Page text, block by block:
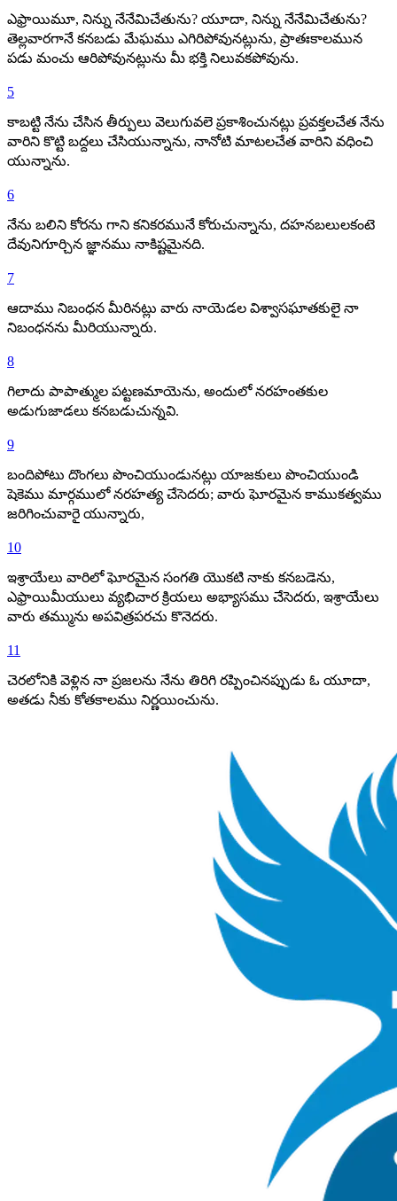
ఎఫ్రాయిమూ, నిన్ను నేనేమిచేతును? యూదా, నిన్ను నేనేమిచేతును?
తెల్లవారగానే కనబడు మేఘము ఎగిరిపోవునట్లును, ప్రాతఃకాలమున
పడు మంచు ఆరిపోవునట్లును మీ భక్తి నిలువకపోవును.
5
కాబట్టి నేను చేసిన తీర్పులు వెలుగువలె ప్రకాశించునట్లు ప్రవక్తలచేత నేను
వారిని కొట్టి బద్దలు చేసియున్నాను, నానోటి మాటలచేత వారిని వధించి
యున్నాను.
6
నేను బలిని కోరను గాని కనికరమునే కోరుచున్నాను, దహనబలులకంటె
దేవునిగూర్చిన జ్ఞానము నాకిష్టమైనది.
7
ఆదాము నిబంధన మీరినట్లు వారు నాయెడల విశ్వాసఘాతకులై నా
నిబంధనను మీరియున్నారు.
8
గిలాదు పాపాత్ముల పట్టణమాయెను, అందులో నరహంతకుల
అడుగుజాడలు కనబడుచున్నవి.
9
బందిపోటు దొంగలు పొంచియుండునట్లు యాజకులు పొంచియుండి
షెకెము మార్గములో నరహత్య చేసెదరు; వారు ఘోరమైన కాముకత్వము
జరిగించువారై యున్నారు,
10
ఇశ్రాయేలు వారిలో ఘోరమైన సంగతి యొకటి నాకు కనబడెను,
ఎఫ్రాయిమీయులు వ్యభిచార క్రియలు అభ్యాసము చేసెదరు, ఇశ్రాయేలు
వారు తమ్మును అపవిత్రపరచు కొనెదరు.
11
చెరలోనికి వెళ్లిన నా ప్రజలను నేను తిరిగి రప్పించినప్పుడు ఓ యూదా,
అతడు నీకు కోతకాలము నిర్ణయించును.